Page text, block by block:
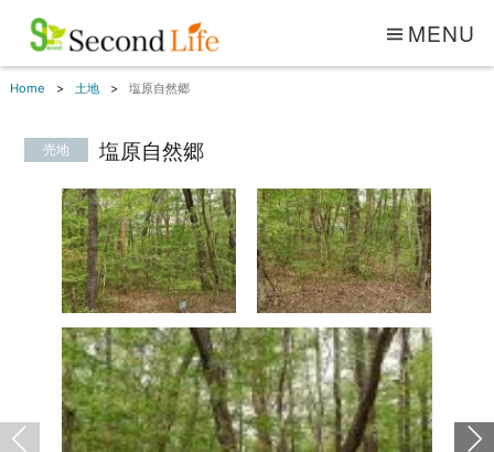
MENU
Home 土地 塩原自然郷
売地 塩原自然郷